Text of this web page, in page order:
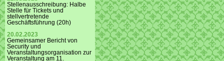
Stellenausschreibung: Halbe
Stelle für Tickets und
stellvertretende
Geschäftsführung (20h)
20.02.2023
Gemeinsamer Bericht von
Security und
Veranstaltungsorganisation zur
Veranstaltung am 11.